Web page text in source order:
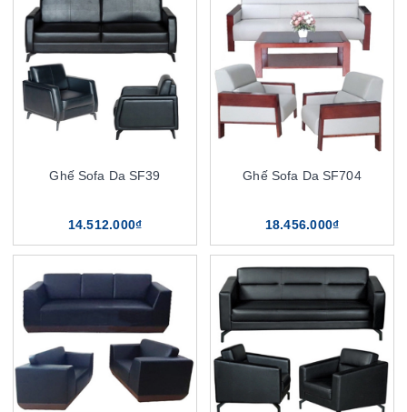
Ghế Sofa Da SF39
14.512.000₫
Ghế Sofa Da SF704
18.456.000₫